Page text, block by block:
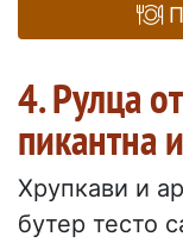
4. Рулца
пикантна
Хрупкави и
бутер тесто